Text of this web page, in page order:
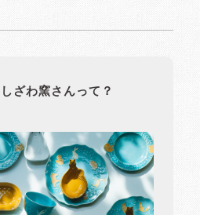
ざわ窯さんって？